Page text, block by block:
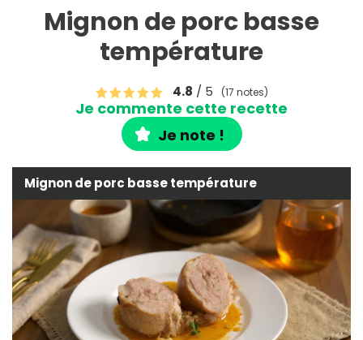
Mignon de porc basse
température
4.8 / 5 (17 notes)
Je commente cette recette
Je note !
Mignon de porc basse température